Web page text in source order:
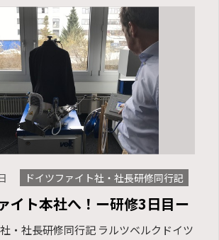
ドイツファイト社・社長研修同行記
イト本社へ！ー研修3日目ー
・社長研修同行記 ラルツベルクドイツ